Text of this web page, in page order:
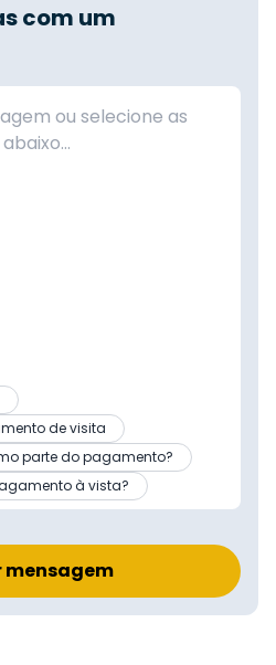
com um
de visita
parte do pagamento?
à vista?
mensagem